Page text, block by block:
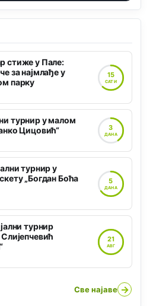
стиже у Пале:
за најмлађе у
парку
15
САТИ
турнир у малом
Цицовић“
3
ДАНА
турнир у
„Богдан Боћа
5
ДАНА
турнир
21
АВГ
Све најаве →